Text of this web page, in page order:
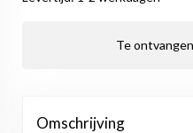
Te
Omschrijving